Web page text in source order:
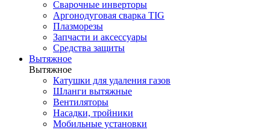
Сварочные инверторы
Аргонодуговая сварка TIG
Плазморезы
Запчасти и аксессуары
Средства защиты
Вытяжное
Вытяжное
Катушки для удаления газов
Шланги вытяжные
Вентиляторы
Насадки, тройники
Мобильные установки